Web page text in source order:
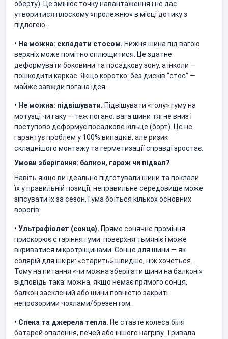
оберту). Це змінює точку навантаження і не дає
утворитися плоскому «пролежню» в місці дотику з
підлогою.
• Не можна: складати стосом. Нижня шина під вагою
верхніх може помітно сплющитися. Це здатне
деформувати боковини та посадкову зону, а інколи —
пошкодити каркас. Якщо коротко: без дисків “стос” —
майже завжди погана ідея.
• Не можна: підвішувати. Підвішувати «голу» гуму на
мотузці чи гаку — теж погано: вага шини тягне вниз і
поступово деформує посадкове кільце (борт). Це не
гарантує проблем у 100% випадків, але ризик
складнішого монтажу та герметизації справді зростає.
Умови зберігання: балкон, гараж чи підвал?
Навіть якщо ви ідеально підготували шини та поклали
їх у правильній позиції, неправильне середовище може
зіпсувати їх за сезон. Гума боїться кількох основних
ворогів:
• Ультрафіолет (сонце). Пряме сонячне проміння
прискорює старіння гуми: поверхня тьмяніє і може
вкриватися мікротріщинами. Сонце для шини — як
солярій для шкіри: «старить» швидше, ніж хочеться.
Тому на питання «чи можна зберігати шини на балконі»
відповідь така: можна, якщо немає прямого сонця,
балкон засклений або шини повністю закриті
непрозорими чохлами/брезентом.
• Спека та джерела тепла. Не ставте колеса біля
батарей опалення, печей або іншого нагріву. Тривала